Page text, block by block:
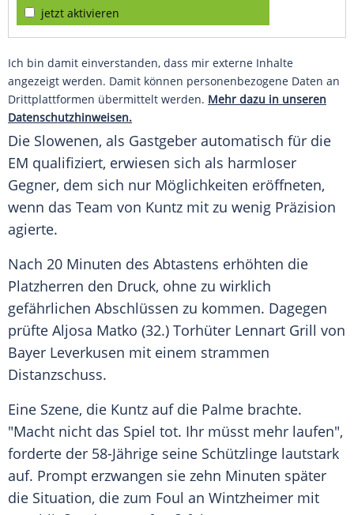
jetzt aktivieren
Ich bin damit einverstanden, dass mir externe Inhalte
angezeigt werden. Damit können personenbezogene Daten an
Drittplattformen übermittelt werden. Mehr dazu in unseren
Datenschutzhinweisen.
Die Slowenen, als Gastgeber automatisch für die
EM qualifiziert, erwiesen sich als harmloser
Gegner, dem sich nur Möglichkeiten eröffneten,
wenn das Team von Kuntz mit zu wenig Präzision
agierte.
Nach 20 Minuten des Abtastens erhöhten die
Platzherren den Druck, ohne zu wirklich
gefährlichen Abschlüssen zu kommen. Dagegen
prüfte Aljosa Matko (32.) Torhüter Lennart Grill von
Bayer Leverkusen mit einem strammen
Distanzschuss.
Eine Szene, die Kuntz auf die Palme brachte.
"Macht nicht das Spiel tot. Ihr müsst mehr laufen",
forderte der 58-Jährige seine Schützlinge lautstark
auf. Prompt erzwangen sie zehn Minuten später
die Situation, die zum Foul an Wintzheimer mit